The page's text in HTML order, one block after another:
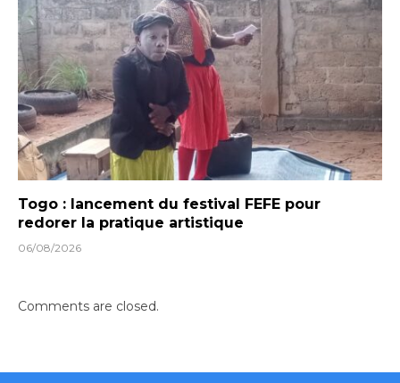
Togo : lancement du festival FEFE pour
redorer la pratique artistique
06/08/2026
Comments are closed.